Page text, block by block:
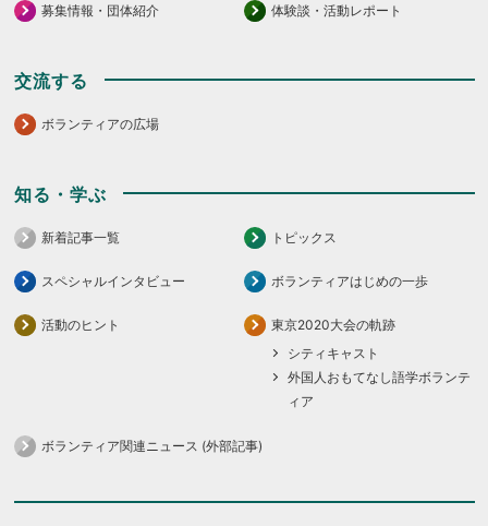
募集情報・団体紹介 体験談・活動レポート
交流する
ボランティアの広場
知る・学ぶ
新着記事一覧 トピックス
スペシャルインタビュー ボランティアはじめの一歩
活動のヒント
東京2020大会の軌跡
シティキャスト
外国人おもてなし語学ボランテ
ィア
ボランティア関連ニュース (外部記事)